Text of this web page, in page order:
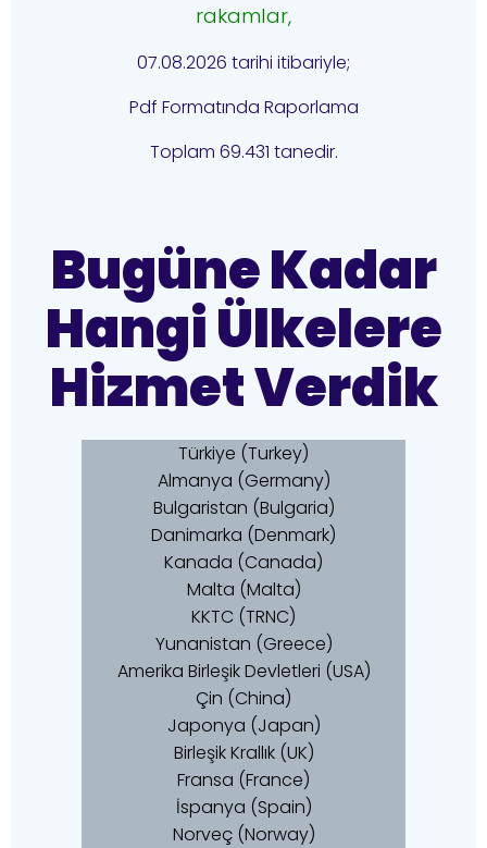
rakamlar,
07.08.2026 tarihi itibariyle;
Pdf Formatında Raporlama
Toplam 69.431 tanedir.
Bugüne Kadar
Hangi Ülkelere
Hizmet Verdik
Türkiye (Turkey)
Almanya (Germany)
Bulgaristan (Bulgaria)
Danimarka (Denmark)
Kanada (Canada)
Malta (Malta)
KKTC (TRNC)
Yunanistan (Greece)
Amerika Birleşik Devletleri (USA)
Çin (China)
Japonya (Japan)
Birleşik Krallık (UK)
Fransa (France)
İspanya (Spain)
Norveç (Norway)